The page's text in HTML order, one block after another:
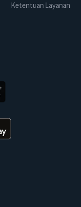
Ketentuan Layanan